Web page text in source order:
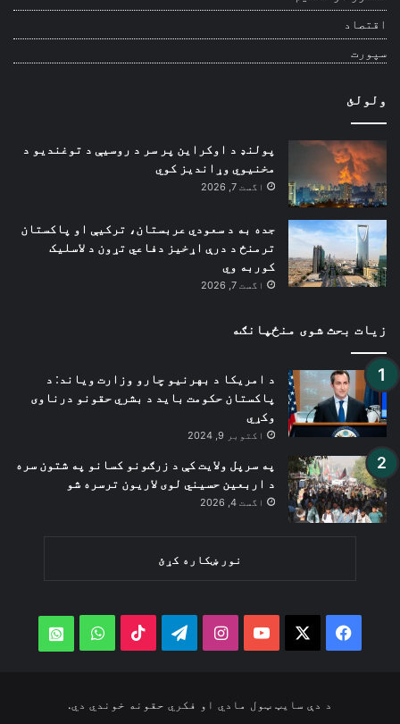
اقتصاد
سپورت
ولولئ
پولنډ د اوکراین پر سر د روسیې د توغندیو د
مخنیوي وړاندیز کوي
اگست 7, 2026
جده به د سعودي عربستان، ترکیې او پاکستان
ترمنځ د درې اړخیز دفاعي تړون د لاسلیک
کوربه وي
اگست 7, 2026
زیات بحث شوی منځپانګه
د امریکا د بهرنیو چارو وزارت ویاند: د
پاکستان حکومت باید د بشري حقونو درناوی
وکړي
اکتوبر 9, 2024
په سرپل ولایت کې د زرګونو کسانو په شتون سره
د اربعین حسیني لوی لاریون ترسره شو
اگست 4, 2026
نور ښکاره کړئ
Facebook
YouTube
Instagram
Telegram
TikTok
WhatsApp
د دې سایټ ټول مادي او فکري حقونه خوندي دي.